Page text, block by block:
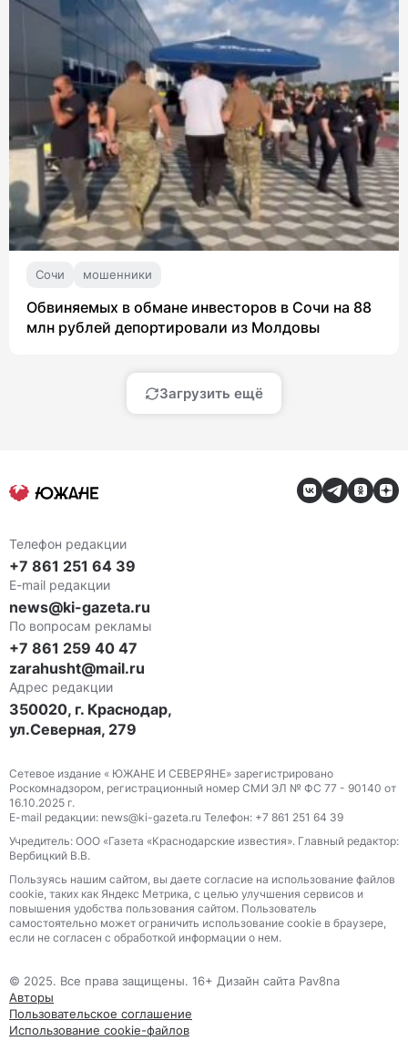
Сочи мошенники
Обвиняемых в обмане инвесторов в Сочи на 88
млн рублей депортировали из Молдовы
Загрузить ещё
Телефон редакции
+7 861 251 64 39
E-mail редакции
news@ki-gazeta.ru
По вопросам рекламы
+7 861 259 40 47
zarahusht@mail.ru
Адрес редакции
350020, г. Краснодар,
ул.Северная, 279
Сетевое издание « ЮЖАНЕ И СЕВЕРЯНЕ» зарегистрировано
Роскомнадзором, регистрационный номер СМИ ЭЛ № ФС 77 - 90140 от
16.10.2025 г.
E-mail редакции: news@ki-gazeta.ru Телефон: +7 861 251 64 39
Учредитель: ООО «Газета «Краснодарские известия». Главный редактор:
Вербицкий В.В.
Пользуясь нашим сайтом, вы даете согласие на использование файлов
сооkіе, таких как Яндекс Метрика, с целью улучшения сервисов и
повышения удобства пользования сайтом. Пользователь
самостоятельно может ограничить использование сооkіе в браузере,
если не согласен с обработкой информации о нем.
© 2025. Все права защищены. 16+ Дизайн сайта Pav8na
Авторы
Пользовательское соглашение
Использование cookie-файлов